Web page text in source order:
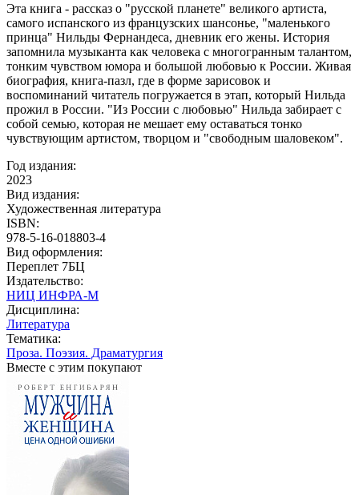
Эта книга - рассказ о "русской планете" великого артиста,
самого испанского из французских шансонье, "маленького
принца" Нильды Фернандеса, дневник его жены. История
запомнила музыканта как человека с многогранным талантом,
тонким чувством юмора и большой любовью к России. Живая
биография, книга-пазл, где в форме зарисовок и
воспоминаний читатель погружается в этап, который Нильда
прожил в России. "Из России с любовью" Нильда забирает с
собой семью, которая не мешает ему оставаться тонко
чувствующим артистом, творцом и "свободным шаловеком".
Год издания:
2023
Вид издания:
Художественная литература
ISBN:
978-5-16-018803-4
Вид оформления:
Переплет 7БЦ
Издательство:
НИЦ ИНФРА-М
Дисциплина:
Литература
Тематика:
Проза. Поэзия. Драматургия
Вместе с этим покупают